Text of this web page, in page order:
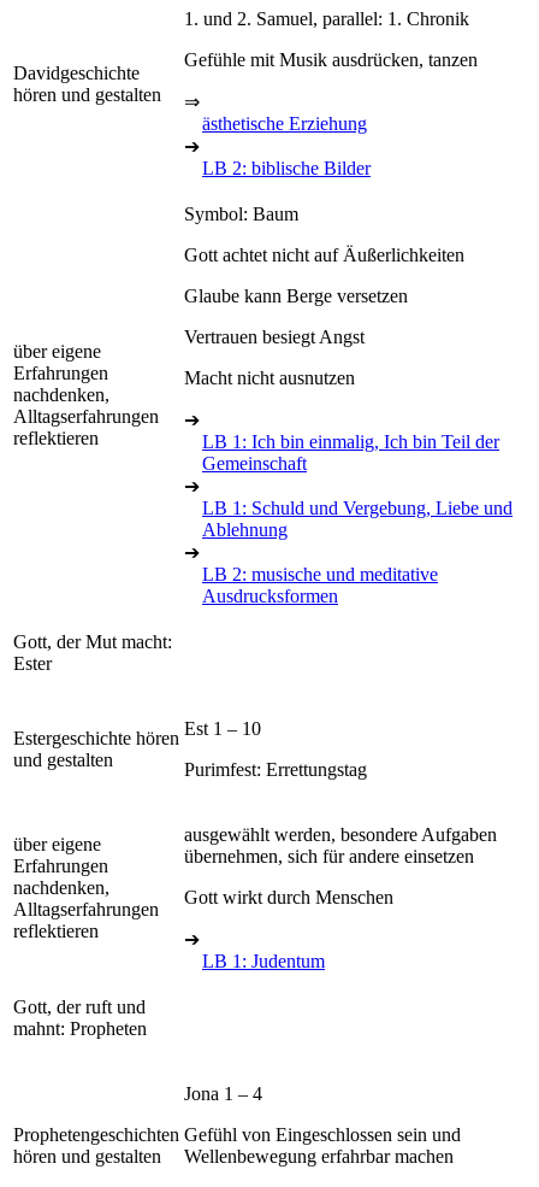
Davidgeschichte
hören und gestalten
1. und 2. Samuel, parallel: 1. Chronik
Gefühle mit Musik ausdrücken, tanzen
⇒
ästhetische Erziehung
➔
LB 2: biblische Bilder
über eigene
Erfahrungen
nachdenken,
Alltagserfahrungen
reflektieren
Symbol: Baum
Gott achtet nicht auf Äußerlichkeiten
Glaube kann Berge versetzen
Vertrauen besiegt Angst
Macht nicht ausnutzen
➔
LB 1: Ich bin einmalig, Ich bin Teil der
Gemeinschaft
➔
LB 1: Schuld und Vergebung, Liebe und
Ablehnung
➔
LB 2: musische und meditative
Ausdrucksformen
Gott, der Mut macht:
Ester
Estergeschichte hören
und gestalten
Est 1 – 10
Purimfest: Errettungstag
über eigene
Erfahrungen
nachdenken,
Alltagserfahrungen
reflektieren
ausgewählt werden, besondere Aufgaben
übernehmen, sich für andere einsetzen
Gott wirkt durch Menschen
➔
LB 1: Judentum
Gott, der ruft und
mahnt: Propheten
Prophetengeschichten
hören und gestalten
Jona 1 – 4
Gefühl von Eingeschlossen sein und
Wellenbewegung erfahrbar machen